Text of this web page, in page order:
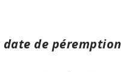
de péremption